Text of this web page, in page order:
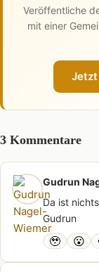
Veröffentliche
mit einer
3 Kommentare
Gudrun
Da ist
Gudrun
🥹 😮